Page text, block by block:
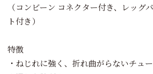
（コンビーン コネクター付き、レッグ
ト付き）
特徴
・ねじれに強く、折れ曲がらないチュ